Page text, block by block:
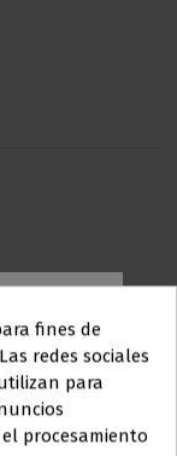
en
fines de
redes sociales
para
procesamiento